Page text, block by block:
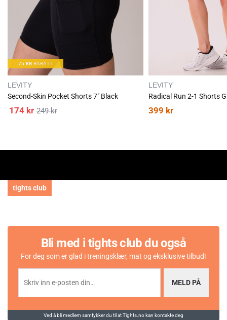
75 KR RABATT
LEVITY
Second-Skin Pocket Shorts 7" Black
249kr
174 kr
LEVITY
Radical Run 2-1 Shorts
399 kr
tights club
Bli med i tights club du også
For deg som er glad i treningsklær, mat og eksklusive tilbud!
MELD PÅ
Ved å bli medlem samtykker du til at Tights.no kan kontakte deg